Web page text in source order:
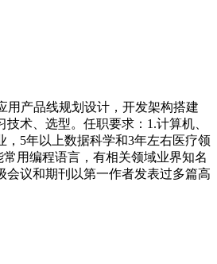
用产品线规划设计，开发架构搭建
术、选型。任职要求：1.计算机、
，5年以上数据科学和3年左右医疗领
用编程语言，有相关领域业界知名
会议和期刊以第一作者发表过多篇高